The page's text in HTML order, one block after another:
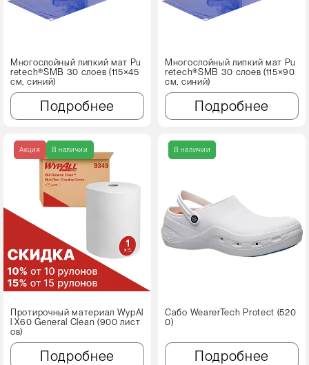
Многослойный липкий мат Pu
retech®SMB 30 слоев (115×45
см, синий)
Подробнее
Многослойный липкий мат Pu
retech®SMB 30 слоев (115×90
см, синий)
Подробнее
Акция В наличии
Протирочный материал WypAl
l X60 Genеral Clean (900 лист
ов)
Подробнее
В наличии
Сабо WearerTech Protect (520
0)
Подробнее